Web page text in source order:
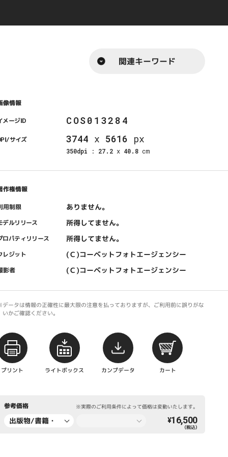
関連キーワード
像情報
メージID COS013284
サイズ 3744 x 5616 px
350dpi : 27.2 x 40.8 cm
作権情報
用制限 ありません。
デルリリース 所得してません。
ロパティリリース 所得してません。
レジット (Ｃ)コーベットフォトエージェンシー
影者 (Ｃ)コーベットフォトエージェンシー
ータは情報の正確性に最大限の注意を払っておりますが、ご利用前に誤りがな
いかご確認ください。
プリント ライトボックス カンプデータ カート
参考価格 ※実際のご利用条件によって価格は変動いたします。
出版物/書籍・
¥16,500
（税込）